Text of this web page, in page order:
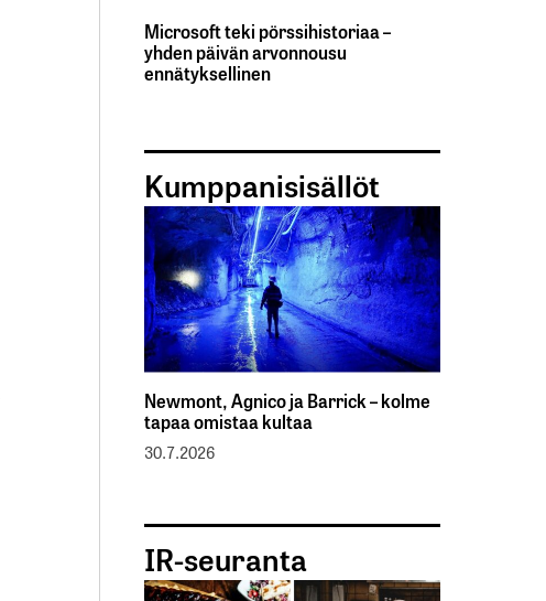
Microsoft teki pörssihistoriaa –
yhden päivän arvonnousu
ennätyksellinen
Kumppanisisällöt
Newmont, Agnico ja Barrick – kolme
tapaa omistaa kultaa
30.7.2026
IR-seuranta